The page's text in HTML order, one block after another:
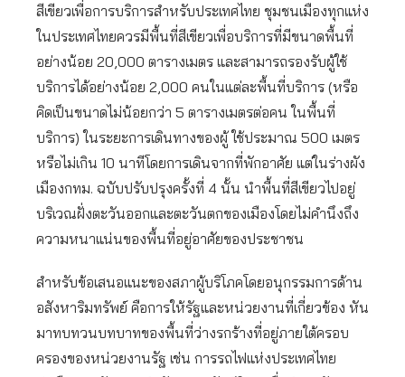
สีเขียวเพื่อการบริการสำหรับประเทศไทย ชุมชนเมืองทุกแห่ง
ในประเทศไทยควรมีพื้นที่สีเขียวเพื่อบริการที่มีขนาดพื้นที่
อย่างน้อย 20,000 ตารางเมตร และสามารถรองรับผู้ใช้
บริการได้อย่างน้อย 2,000 คนในแต่ละพื้นที่บริการ (หรือ
คิดเป็นขนาดไม่น้อยกว่า 5 ตารางเมตรต่อคน ในพื้นที่
บริการ) ในระยะการเดินทางของผู้ ใช้ประมาณ 500 เมตร
หรือไม่เกิน 10 นาทีโดยการเดินจากที่พักอาศัย แต่ในร่างผัง
เมืองกทม. ฉบับปรับปรุงครั้งที่ 4 นั้น นำพื้นที่สีเขียวไปอยู่
บริเวณฝั่งตะวันออกและตะวันตกของเมืองโดยไม่คำนึงถึง
ความหนาแน่นของพื้นที่อยู่อาศัยของประชาชน
สำหรับข้อเสนอแนะของสภาผู้บริโภคโดยอนุกรรมการด้าน
อสังหาริมทรัพย์ คือการให้รัฐและหน่วยงานที่เกี่ยวข้อง หัน
มาทบทวนบทบาทของพื้นที่ว่างรกร้างที่อยู่ภายใต้ครอบ
ครองของหน่วยงานรัฐ เช่น การรถไฟแห่งประเทศไทย